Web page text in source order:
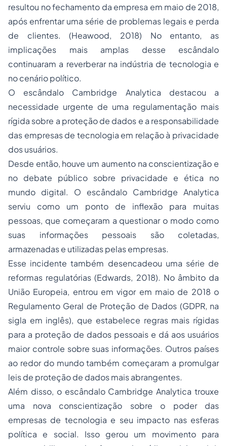
resultou no fechamento da empresa em maio de 2018,
após enfrentar uma série de problemas legais e perda
de clientes. (Heawood, 2018) No entanto, as
implicações mais amplas desse escândalo
continuaram a reverberar na indústria de tecnologia e
no cenário político.
O escândalo Cambridge Analytica destacou a
necessidade urgente de uma regulamentação mais
rígida sobre a proteção de dados e a responsabilidade
das empresas de tecnologia em relação à privacidade
dos usuários.
Desde então, houve um aumento na conscientização e
no debate público sobre privacidade e ética no
mundo digital. O escândalo Cambridge Analytica
serviu como um ponto de inflexão para muitas
pessoas, que começaram a questionar o modo como
suas informações pessoais são coletadas,
armazenadas e utilizadas pelas empresas.
Esse incidente também desencadeou uma série de
reformas regulatórias (Edwards, 2018). No âmbito da
União Europeia, entrou em vigor em maio de 2018 o
Regulamento Geral de Proteção de Dados (GDPR, na
sigla em inglês), que estabelece regras mais rígidas
para a proteção de dados pessoais e dá aos usuários
maior controle sobre suas informações. Outros países
ao redor do mundo também começaram a promulgar
leis de proteção de dados mais abrangentes.
Além disso, o escândalo Cambridge Analytica trouxe
uma nova conscientização sobre o poder das
empresas de tecnologia e seu impacto nas esferas
política e social. Isso gerou um movimento para